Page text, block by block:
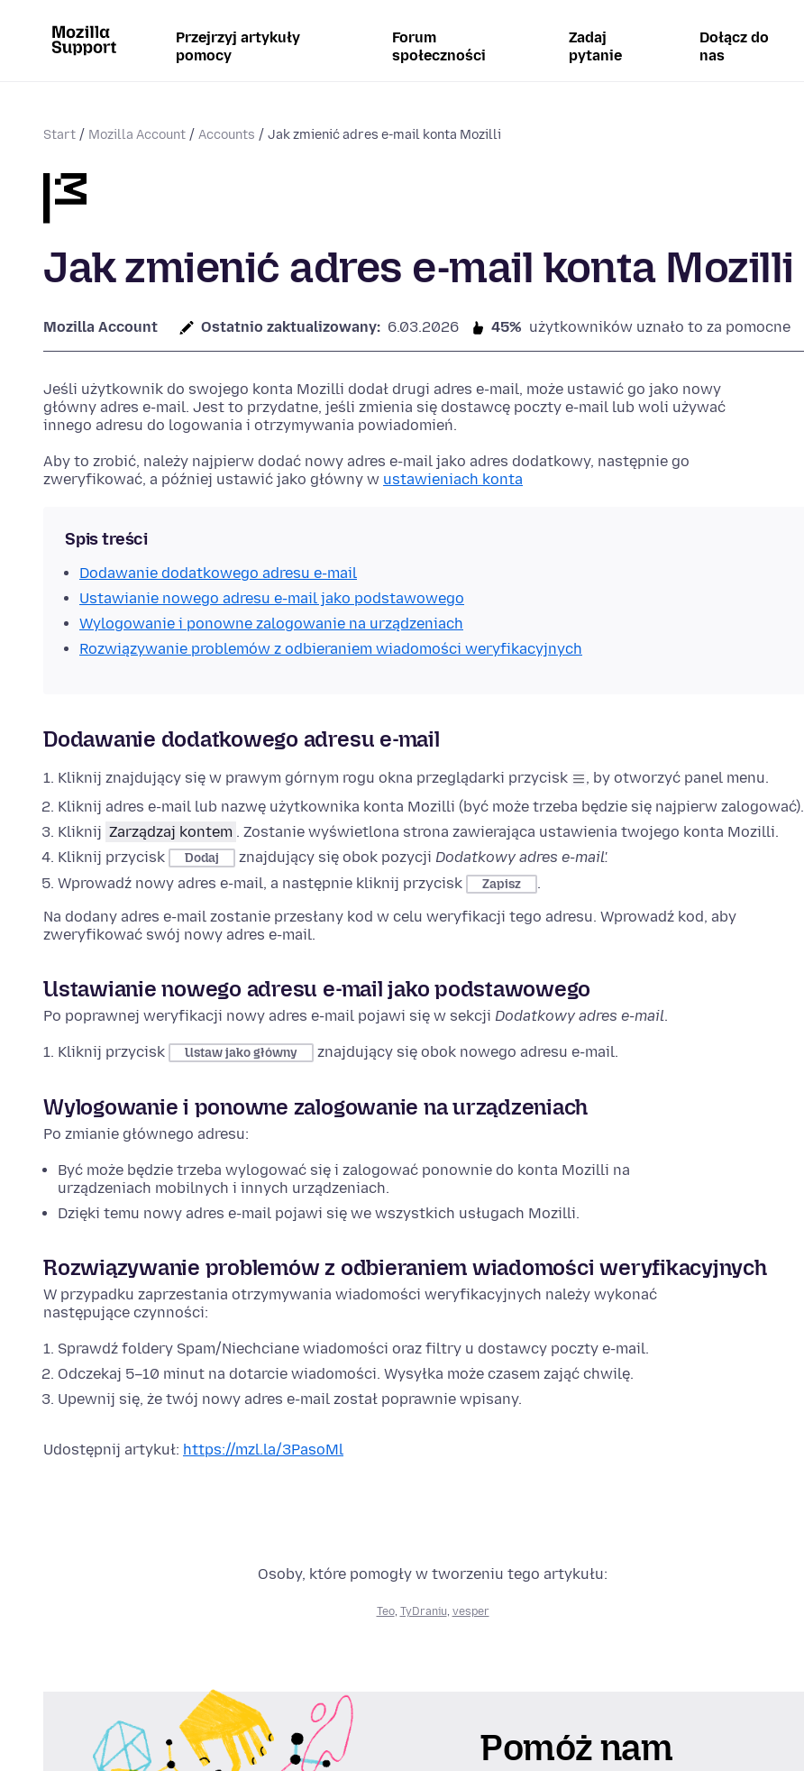
Przejrzyj artykuły
pomocy
Forum
społeczności
Zadaj
pytanie
Dołącz do
nas
Start Mozilla Account Accounts Jak zmienić adres e-mail konta Mozilli
Jak zmienić adres e-mail konta Mozilli
Mozilla Account Ostatnio zaktualizowany: 6.03.2026 45% użytkowników uznało to za pomocne
Jeśli użytkownik do swojego konta Mozilli dodał drugi adres e-mail, może ustawić go jako nowy
główny adres e-mail. Jest to przydatne, jeśli zmienia się dostawcę poczty e-mail lub woli używać
innego adresu do logowania i otrzymywania powiadomień.
Aby to zrobić, należy najpierw dodać nowy adres e-mail jako adres dodatkowy, następnie go
zweryfikować, a później ustawić jako główny w ustawieniach konta
Spis treści
Dodawanie dodatkowego adresu e-mail
Ustawianie nowego adresu e-mail jako podstawowego
Wylogowanie i ponowne zalogowanie na urządzeniach
Rozwiązywanie problemów z odbieraniem wiadomości weryfikacyjnych
Dodawanie dodatkowego adresu e-mail
Kliknij znajdujący się w prawym górnym rogu okna przeglądarki przycisk
, by otworzyć panel menu.
Kliknij adres e-mail lub nazwę użytkownika konta Mozilli (być może trzeba będzie się najpierw zalogować).
Kliknij Zarządzaj kontem . Zostanie wyświetlona strona zawierająca ustawienia twojego konta Mozilli.
Kliknij przycisk
Dodaj znajdujący się obok pozycji Dodatkowy adres e-mail'.
Wprowadź nowy adres e-mail, a następnie kliknij przycisk
Zapisz
.
Na dodany adres e-mail zostanie przesłany kod w celu weryfikacji tego adresu. Wprowadź kod, aby
zweryfikować swój nowy adres e-mail.
Ustawianie nowego adresu e-mail jako podstawowego
Po poprawnej weryfikacji nowy adres e-mail pojawi się w sekcji Dodatkowy adres e-mail.
Kliknij przycisk Ustaw jako główny znajdujący się obok nowego adresu e-mail.
Wylogowanie i ponowne zalogowanie na urządzeniach
Po zmianie głównego adresu:
Być może będzie trzeba wylogować się i zalogować ponownie do konta Mozilli na
urządzeniach mobilnych i innych urządzeniach.
Dzięki temu nowy adres e-mail pojawi się we wszystkich usługach Mozilli.
Rozwiązywanie problemów z odbieraniem wiadomości weryfikacyjnych
W przypadku zaprzestania otrzymywania wiadomości weryfikacyjnych należy wykonać
następujące czynności:
Sprawdź foldery Spam/Niechciane wiadomości oraz filtry u dostawcy poczty e-mail.
Odczekaj 5–10 minut na dotarcie wiadomości. Wysyłka może czasem zająć chwilę.
Upewnij się, że twój nowy adres e-mail został poprawnie wpisany.
Udostępnij artykuł: https://mzl.la/3PasoMl
Osoby, które pomogły w tworzeniu tego artykułu:
Teo, TyDraniu, vesper
Pomóż nam